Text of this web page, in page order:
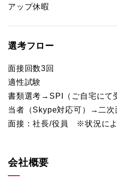
アップ休暇
選考フロー
面接回数3回
適性試験
書類選考→SPI（ご自宅にて
当者（Skype対応可）→二
面接：社長/役員 ※状況によ
会社概要